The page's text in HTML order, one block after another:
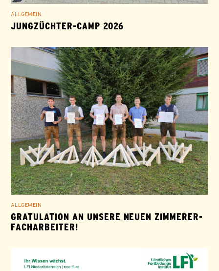
ALLGEMEIN
JUNGZÜCHTER-CAMP 2026
ALLGEMEIN
GRATULATION AN UNSERE NEUEN ZIMMERER-
FACHARBEITER!